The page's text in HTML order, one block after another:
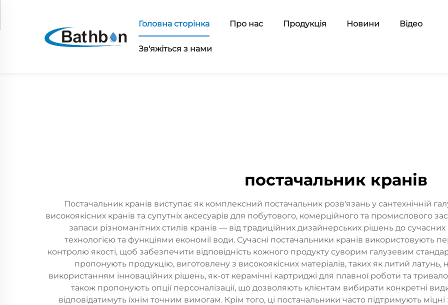
Головна сторінка Про нас Продукція Новини Відео
Зв'яжіться з нами
постачальник кранів
Постачальник кранів виступає як комплексний постачальник розв'язань у сантехнічній
високоякісних кранів та супутніх аксесуарів для побутового, комерційного та промислового
запаси різноманітних стилів кранів — від традиційних дизайнерських рішень до
технологією та функціями економії води. Сучасні постачальники кранів використовують
контролю якості, щоб забезпечити відповідність кожного продукту суворим галузевим
пропонують продукцію, виготовлену з високоякісних матеріалів, таких як литий латунь,
використанням інноваційних рішень, як-от керамічні картриджі для плавної роботи та
також пропонують опції персоналізації, що дозволяють клієнтам вибирати конкретні
відповідатимуть їхнім точним вимогам. Крім того, ці постачальники часто підтримують